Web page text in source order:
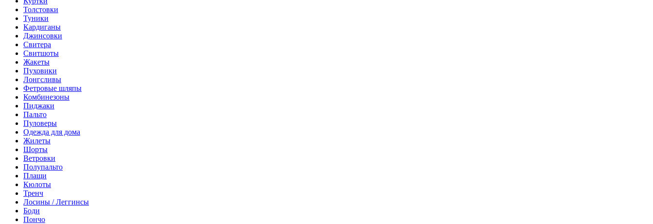
Толстовки
Туники
Кардиганы
Джинсовки
Свитера
Свитшоты
Жакеты
Пуховики
Лонгсливы
Фетровые шляпы
Комбинезоны
Пиджаки
Пальто
Пуловеры
Одежда для дома
Жилеты
Шорты
Ветровки
Полупальто
Плащи
Кюлоты
Тренч
Лосины / Леггинсы
Боди
Пончо